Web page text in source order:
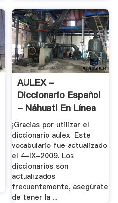
AULEX -
Diccionario Español
- Náhuatl En Línea
¡Gracias por utilizar el
diccionario aulex! Este
vocabulario fue actualizado
el 4-IX-2009. Los
diccionarios son
actualizados
frecuentemente, asegúrate
de tener la ...